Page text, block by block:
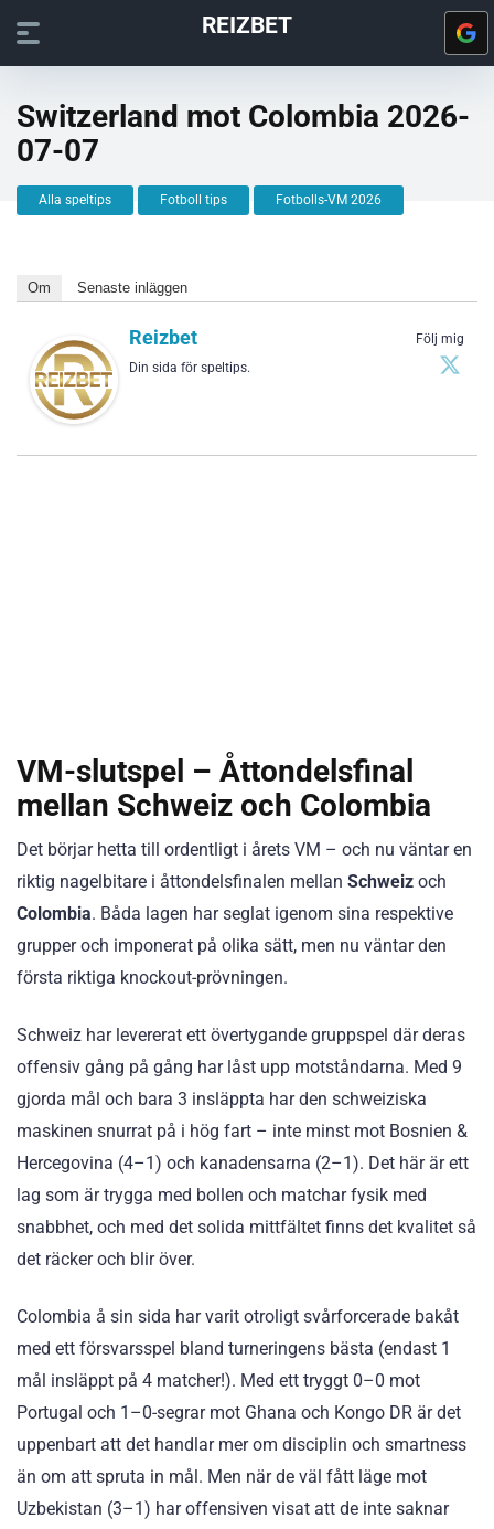
REIZBET
Switzerland mot Colombia 2026-
07-07
Alla speltips Fotboll tips Fotbolls-VM 2026
Om Senaste inläggen
Följ mig
Reizbet
Din sida för speltips.
VM-slutspel – Åttondelsfinal
mellan Schweiz och Colombia
Det börjar hetta till ordentligt i årets VM – och nu väntar en
riktig nagelbitare i åttondelsfinalen mellan Schweiz och
Colombia. Båda lagen har seglat igenom sina respektive
grupper och imponerat på olika sätt, men nu väntar den
första riktiga knockout-prövningen.
Schweiz har levererat ett övertygande gruppspel där deras
offensiv gång på gång har låst upp motståndarna. Med 9
gjorda mål och bara 3 insläppta har den schweiziska
maskinen snurrat på i hög fart – inte minst mot Bosnien &
Hercegovina (4–1) och kanadensarna (2–1). Det här är ett
lag som är trygga med bollen och matchar fysik med
snabbhet, och med det solida mittfältet finns det kvalitet så
det räcker och blir över.
Colombia å sin sida har varit otroligt svårforcerade bakåt
med ett försvarsspel bland turneringens bästa (endast 1
mål insläppt på 4 matcher!). Med ett tryggt 0–0 mot
Portugal och 1–0-segrar mot Ghana och Kongo DR är det
uppenbart att det handlar mer om disciplin och smartness
än om att spruta in mål. Men när de väl fått läge mot
Uzbekistan (3–1) har offensiven visat att de inte saknar